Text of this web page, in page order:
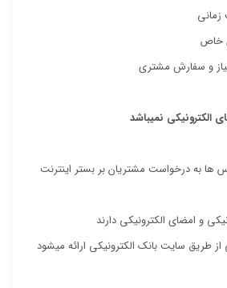
خاص
و سفارش مشتری
الکترونیکی نمیباشد
ها به درخواست مشتریان بر بستر اینترنت
و امضای الکترونیکی دارند
طریق سایت بانک الکترونیکی ارائه میشود